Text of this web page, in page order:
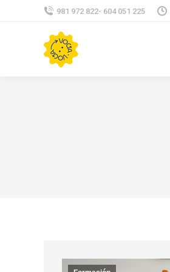
981 972 822- 604 051 225